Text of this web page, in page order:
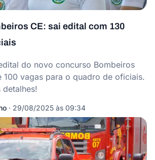
CE: sai edital com 130
do novo concurso Bombeiros
100 vagas para o quadro de oficiais.
· 29/08/2025 às 09:34